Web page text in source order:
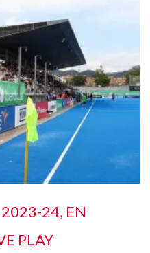
24, EN
PLAY